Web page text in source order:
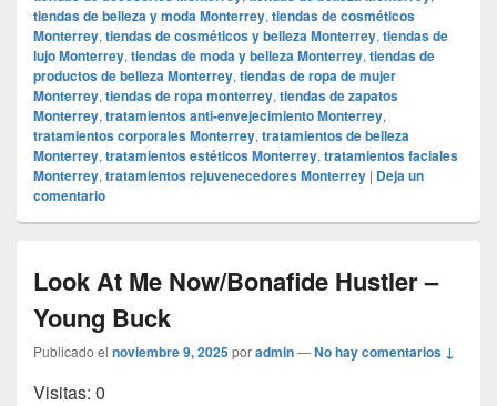
tiendas de belleza y moda Monterrey, tiendas de cosméticos
Monterrey, tiendas de cosméticos y belleza Monterrey, tiendas de
lujo Monterrey, tiendas de moda y belleza Monterrey, tiendas de
productos de belleza Monterrey, tiendas de ropa de mujer
Monterrey, tiendas de ropa monterrey, tiendas de zapatos
Monterrey, tratamientos anti-envejecimiento Monterrey,
tratamientos corporales Monterrey, tratamientos de belleza
Monterrey, tratamientos estéticos Monterrey, tratamientos faciales
Monterrey, tratamientos rejuvenecedores Monterrey | Deja un
comentario
Look At Me Now/Bonafide Hustler –
Young Buck
Publicado el noviembre 9, 2025poradmin—No hay comentarios ↓
Visitas: 0